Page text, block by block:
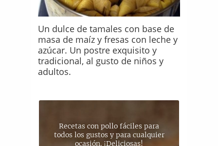
Un dulce de tamales con base de
masa de maíz y fresas con leche y
azúcar. Un postre exquisito y
tradicional, al gusto de niños y
adultos.
Recetas con pollo fáciles para
todos los gustos y para cualquier
ocasión. ¡Deliciosas!